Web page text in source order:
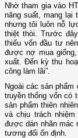
Nhờ tham gia vào
năng suất, mang lại
nhưng tôi luôn nỗ
thiệt thòi. Trước
thiếu vốn đầu tư
được nợ mua
xuất. Đến kỳ thu
công làm lãi”.
Ngoài các sản
truyền thống vốn có
sản phẩm thiên
và chịu trách
được dán nhãn mác
tương đối ổn định.